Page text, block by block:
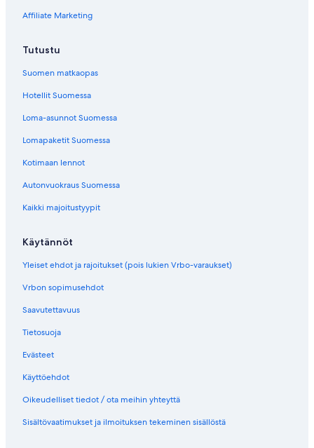
Affiliate Marketing
Tutustu
Suomen matkaopas
Hotellit Suomessa
Loma-asunnot Suomessa
Lomapaketit Suomessa
Kotimaan lennot
Autonvuokraus Suomessa
Kaikki majoitustyypit
Käytännöt
Yleiset ehdot ja rajoitukset (pois lukien Vrbo-varaukset)
Vrbon sopimusehdot
Saavutettavuus
Tietosuoja
Evästeet
Käyttöehdot
Oikeudelliset tiedot / ota meihin yhteyttä
Sisältövaatimukset ja ilmoituksen tekeminen sisällöstä